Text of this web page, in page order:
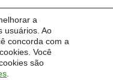
a
usuários. Ao
concorda com a
Você
são